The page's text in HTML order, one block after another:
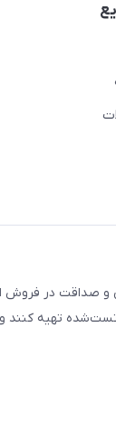
و صداقت در
تست‌شده تهیه